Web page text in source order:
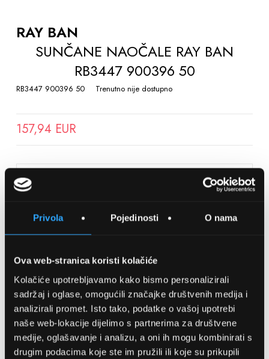
Privola Pojedinosti O nama
Ova web-stranica koristi kolačiće
Kolačiće upotrebljavamo kako bismo personalizirali
sadržaj i oglase, omogućili značajke društvenih medija i
analizirali promet. Isto tako, podatke o vašoj upotrebi
naše web-lokacije dijelimo s partnerima za društvene
medije, oglašavanje i analizu, a oni ih mogu kombinirati s
drugim podacima koje ste im pružili ili koje su prikupili
THE
BEGINNING
GALLERY
RAY BAN
SUNČANE NAOČALE RAY BAN
RB3447 900396 50
RB3447 900396 50 Trenutno nije dostupno
157,94 EUR
SPREMITE NA LISTU ŽELJA
Detalji